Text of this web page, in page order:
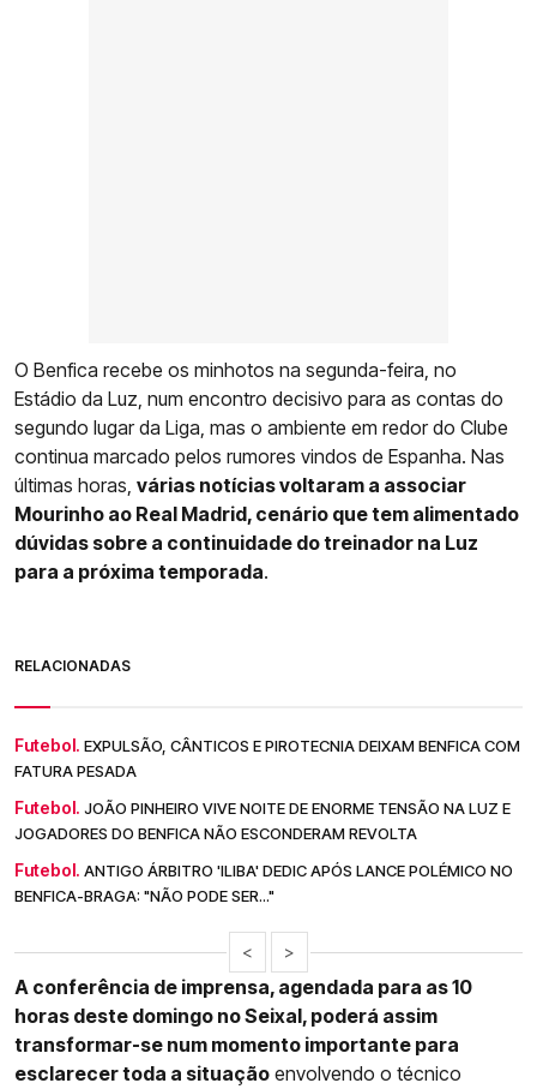
O Benfica recebe os minhotos na segunda-feira, no
Estádio da Luz, num encontro decisivo para as contas do
segundo lugar da Liga, mas o ambiente em redor do Clube
continua marcado pelos rumores vindos de Espanha. Nas
últimas horas, várias notícias voltaram a associar
Mourinho ao Real Madrid, cenário que tem alimentado
dúvidas sobre a continuidade do treinador na Luz
para a próxima temporada.
RELACIONADAS
Futebol. EXPULSÃO, CÂNTICOS E PIROTECNIA DEIXAM BENFICA COM
FATURA PESADA
Futebol. JOÃO PINHEIRO VIVE NOITE DE ENORME TENSÃO NA LUZ E
JOGADORES DO BENFICA NÃO ESCONDERAM REVOLTA
Futebol. ANTIGO ÁRBITRO 'ILIBA' DEDIC APÓS LANCE POLÉMICO NO
BENFICA-BRAGA: "NÃO PODE SER..."
< >
A conferência de imprensa, agendada para as 10
horas deste domingo no Seixal, poderá assim
transformar-se num momento importante para
esclarecer toda a situação envolvendo o técnico